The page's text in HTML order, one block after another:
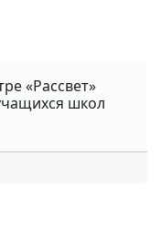
«Рассвет»
школ